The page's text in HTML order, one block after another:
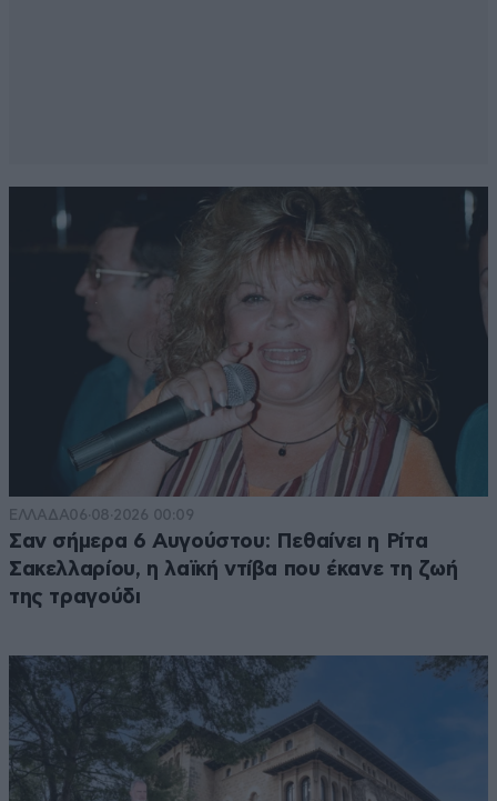
ΕΛΛΑΔΑ06·08·2026 00:09
Σαν σήμερα 6 Αυγούστου: Πεθαίνει η Ρίτα
Σακελλαρίου, η λαϊκή ντίβα που έκανε τη ζωή
της τραγούδι